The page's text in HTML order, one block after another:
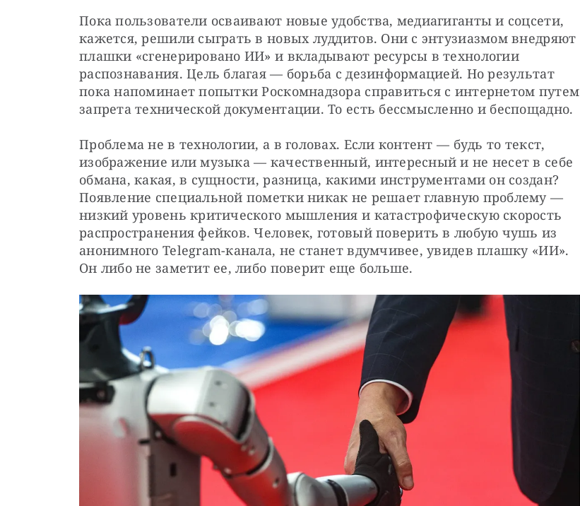
Пока пользователи осваивают новые удобства, медиагиганты и соцсети,
кажется, решили сыграть в новых луддитов. Они с энтузиазмом внедряют
плашки «сгенерировано ИИ» и вкладывают ресурсы в технологии
распознавания. Цель благая — борьба с дезинформацией. Но результат
пока напоминает попытки Роскомнадзора справиться с интернетом путем
запрета технической документации. То есть бессмысленно и беспощадно.
Проблема не в технологии, а в головах. Если контент — будь то текст,
изображение или музыка — качественный, интересный и не несет в себе
обмана, какая, в сущности, разница, какими инструментами он создан?
Появление специальной пометки никак не решает главную проблему —
низкий уровень критического мышления и катастрофическую скорость
распространения фейков. Человек, готовый поверить в любую чушь из
анонимного Telegram-канала, не станет вдумчивее, увидев плашку «ИИ».
Он либо не заметит ее, либо поверит еще больше.